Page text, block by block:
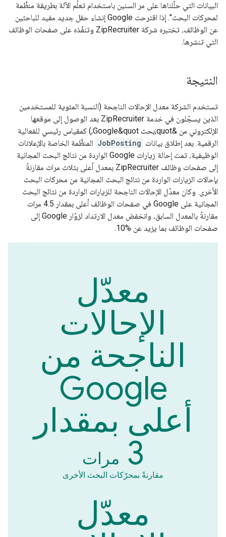
البيانات التي حلّلناها على مر السنين باستخدام تعلُم الآلة بطريقة منظَّمة
لمحركات البحث". إذا اقترحت Google إنشاء حقل جديد مفيد للباحثين
عن الوظائف، تختبره شركة ZipRecruiter وتنفّذه على صفحات الوظائف
التي تنشرها.
النتيجة
تستخدم الشركة معدل الإحالات الناجحة (النسبة المئوية للمستخدمين
الذين يسجّلون في خدمة ZipRecruiter بعد الوصول إلى موقعها
الإلكتروني من &quot;بحث Google&quot;) كمقياس رئيسي للفعالية
الرقمية. بعد إطلاق بيانات JobPosting المنظَّمة الخاصة بالإعلانات
الوظيفية، تمت إحالة زيارات Google الواردة من نتائج البحث المجانية
إلى صفحات وظائف ZipRecruiter بمعدل أعلى بثلاث مرات مقارنةً
بإحالات الزيارات الواردة من نتائج البحث المجانية من محركات البحث
الأخرى. وكان معدّل الإحالات الناجحة للزيارات الواردة من نتائج البحث
المجانية على Google في صفحات الوظائف أعلى بمقدار 4.5 مرات
مقارنةً بالمعدل السابق، وانخفض معدل الارتداد لزوّار Google إلى
صفحات الوظائف بما يزيد عن %10.
معدّل
الإحالات
الناجحة من
Google
أعلى بمقدار
3 مرات
مقارنةً بمحرّكات البحث الأخرى
معدّل